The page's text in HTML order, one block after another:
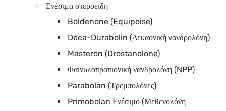
Ενέσιμα στεροειδή
Boldenone (Equipoise)
Deca-Durabolin (Δεκαονική νανδρολόνη)
Masteron (Drostanolone)
Φαινυλοπροπιονική νανδρολόνη (NPP)
Parabolan (Τρεμπολόνες)
Primobolan Ενέσιμο (Μεθενολόνη